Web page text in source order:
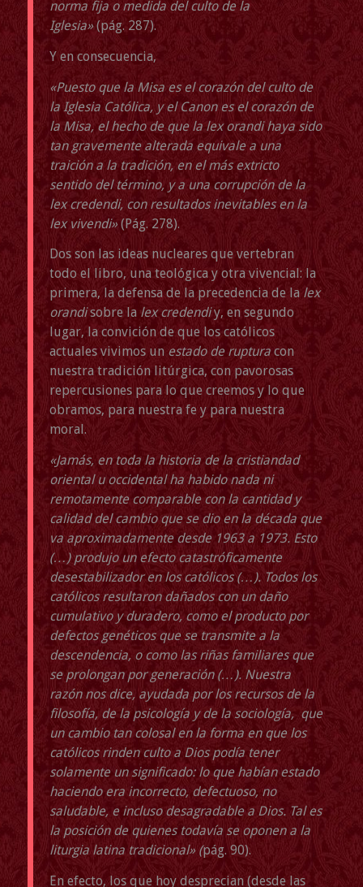
norma fija o medida del culto de la
Iglesia»(pág. 287).
Y en consecuencia,
«Puesto que la Misa es el corazón del culto de
la Iglesia Católica, y el Canon es el corazón de
la Misa, el hecho de que la lex orandi haya sido
tan gravemente alterada equivale a una
traición a la tradición, en el más extricto
sentido del término, y a una corrupción de la
lex credendi, con resultados inevitables en la
lex vivendi» (Pág. 278).
Dos son las ideas nucleares que vertebran
todo el libro, una teológica y otra vivencial: la
primera, la defensa de la precedencia de lalex
orandisobre la lex credendiy, en segundo
lugar, la convición de que los católicos
actuales vivimos un estado de ruptura con
nuestra tradición litúrgica, con pavorosas
repercusiones para lo que creemos y lo que
obramos, para nuestra fe y para nuestra
moral.
«Jamás, en toda la historia de la cristiandad
oriental u occidental ha habido nada ni
remotamente comparable con la cantidad y
calidad del cambio que se dio en la década que
va aproximadamente desde 1963 a 1973. Esto
(…) produjo un efecto catastróficamente
desestabilizador en los católicos (…). Todos los
católicos resultaron dañados con un daño
cumulativo y duradero, como el producto por
defectos genéticos que se transmite a la
descendencia, o como las riñas familiares que
se prolongan por generación (…). Nuestra
razón nos dice, ayudada por los recursos de la
filosofía, de la psicología y de la sociología, que
un cambio tan colosal en la forma en que los
católicos rinden culto a Dios podía tener
solamente un significado: lo que habían estado
haciendo era incorrecto, defectuoso, no
saludable, e incluso desagradable a Dios. Tal es
la posición de quienes todavía se oponen a la
liturgia latina tradicional» (pág. 90).
En efecto, los que hoy desprecian (desde las